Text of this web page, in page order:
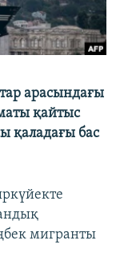
арасындағы
қайтыс
қаладағы бас
мигранты